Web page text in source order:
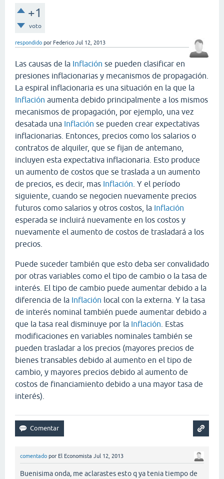
+1
voto
respondido por Federico Jul 12, 2013
Las causas de la Inflación se pueden clasificar en
presiones inflacionarias y mecanismos de propagación.
La espiral inflacionaria es una situación en la que la
Inflación aumenta debido principalmente a los mismos
mecanismos de propagación, por ejemplo, una vez
desatada una Inflación se pueden crear expectativas
inflacionarias. Entonces, precios como los salarios o
contratos de alquiler, que se fijan de antemano,
incluyen esta expectativa inflacionaria. Esto produce
un aumento de costos que se traslada a un aumento
de precios, es decir, mas Inflación . Y el período
siguiente, cuando se negocien nuevamente precios
futuros como salarios y otros costos, la Inflación
esperada se incluirá nuevamente en los costos y
nuevamente el aumento de costos de trasladará a los
precios.
Puede suceder también que esto deba ser convalidado
por otras variables como el tipo de cambio o la tasa de
interés. El tipo de cambio puede aumentar debido a la
diferencia de la Inflación local con la externa. Y la tasa
de interés nominal también puede aumentar debido a
que la tasa real disminuye por la Inflación . Estas
modificaciones en variables nominales también se
pueden trasladar a los precios (mayores precios de
bienes transables debido al aumento en el tipo de
cambio, y mayores precios debido al aumento de
costos de financiamiento debido a una mayor tasa de
interés).
comentado por El Economista Jul 12, 2013
Buenisima onda, me aclarastes esto q ya tenia tiempo de